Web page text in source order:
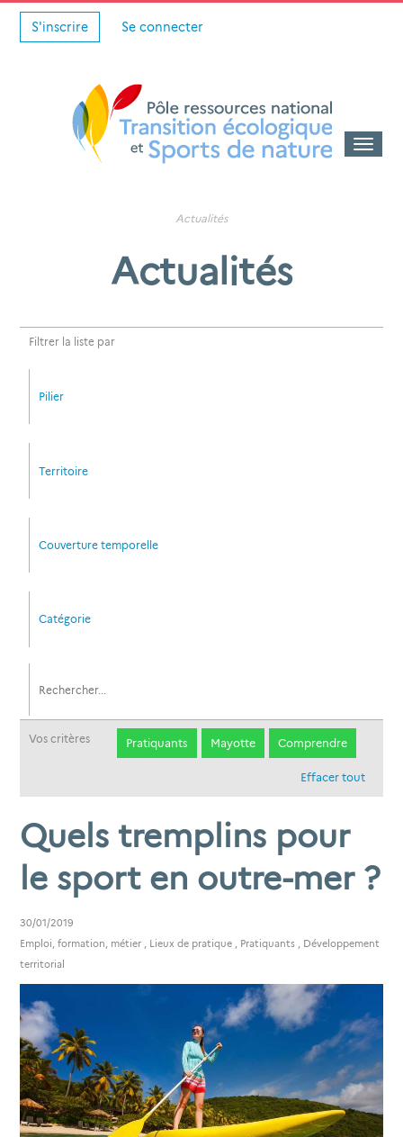
S'inscrire Se connecter
Toggle
Actualités
Actualités
Filtrer la liste par
Pilier
Territoire
Couverture temporelle
Catégorie
Vos critères Pratiquants Mayotte Comprendre
Effacer tout
Quels tremplins pour
le sport en outre-mer ?
30/01/2019
Emploi, formation, métier
Lieux de pratique Pratiquants
Développement
territorial